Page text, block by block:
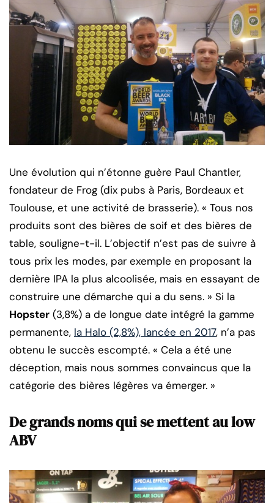
Une évolution qui n’étonne guère Paul Chantler,
fondateur de Frog (dix pubs à Paris, Bordeaux et
Toulouse, et une activité de brasserie). « Tous nos
produits sont des bières de soif et des bières de
table, souligne-t-il. L’objectif n’est pas de suivre à
tous prix les modes, par exemple en proposant la
dernière IPA la plus alcoolisée, mais en essayant de
construire une démarche qui a du sens. » Si la
Hopster (3,8%) a de longue date intégré la gamme
permanente, la Halo (2,8%), lancée en 2017, n’a pas
obtenu le succès escompté. « Cela a été une
déception, mais nous sommes convaincus que la
catégorie des bières légères va émerger. »
De grands noms qui se mettent au low
ABV